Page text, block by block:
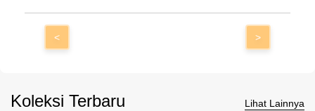
< >
Koleksi Terbaru Lihat Lainnya